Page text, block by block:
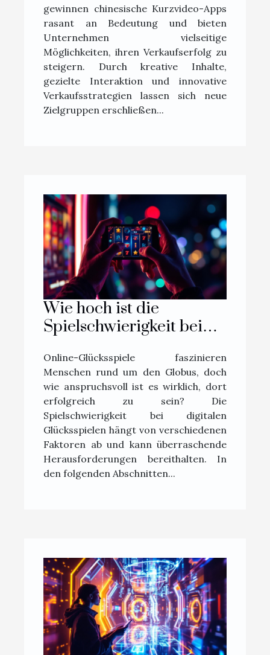
Apps
gewinnen chinesische Kurzvideo-Apps
rasant an Bedeutung und bieten
Unternehmen vielseitige
Möglichkeiten, ihren Verkaufserfolg zu
steigern. Durch kreative Inhalte,
gezielte Interaktion und innovative
Verkaufsstrategien lassen sich neue
Zielgruppen erschließen...
Wie hoch ist die
Spielschwierigkeit bei
Online-Glücksspiele faszinieren
Menschen rund um den Globus, doch
wie anspruchsvoll ist es wirklich, dort
erfolgreich zu sein? Die
Spielschwierigkeit bei digitalen
Glücksspielen hängt von verschiedenen
Faktoren ab und kann überraschende
Herausforderungen bereithalten. In
den folgenden Abschnitten...